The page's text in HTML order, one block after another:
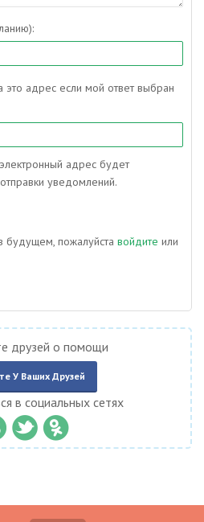
это адрес если мой ответ выбран
адрес будет
уведомлений.
будущем, пожалуйста войдите или
друзей о помощи
У Ваших Друзей
в социальных сетях